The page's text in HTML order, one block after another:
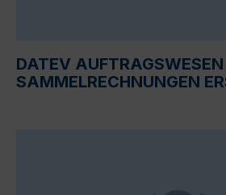
DATEV
SAMMELRECHNUNGEN